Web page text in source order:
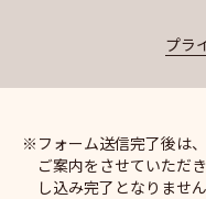
プラ
フォーム送信完了後は
ご案内をさせていただ
し込み完了となりませ